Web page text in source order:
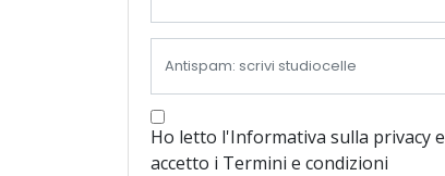
Ho letto l'Informativa sulla privacy e
accetto i Termini e condizioni